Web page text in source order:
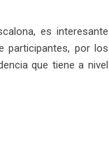
es interesante
participantes, por los
que tiene a nivel